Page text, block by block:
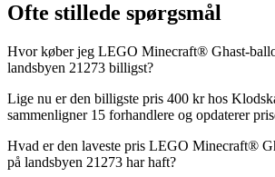
Ofte stillede spørgsmål
Hvor køber jeg LEGO Minecraft® Ghast-
landsbyen 21273 billigst?
Lige nu er den billigste pris 400 kr hos
sammenligner 15 forhandlere og opdaterer
Hvad er den laveste pris LEGO Minecraft®
på landsbyen 21273 har haft?